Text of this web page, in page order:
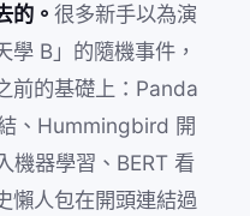
的。 很多新手以為演
B」的隨機事件，
前的基礎上：Panda
、Hummingbird 開
機器學習、BERT 看
懶人包在開頭連結過